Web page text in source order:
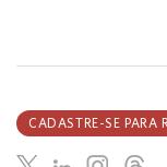
CADASTRE-SE PARA